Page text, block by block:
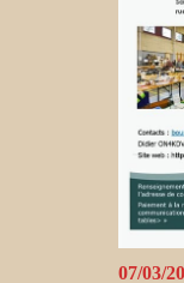
07/03/